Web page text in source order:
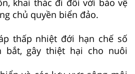
chủ quyền biển đảo.
thấp nhiệt đới hạn chế số
bắt, gây thiệt hại cho nuôi